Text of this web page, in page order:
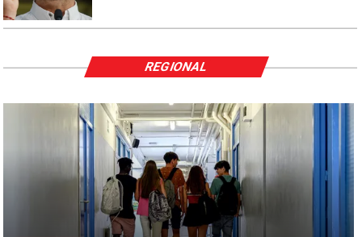
REGIONAL